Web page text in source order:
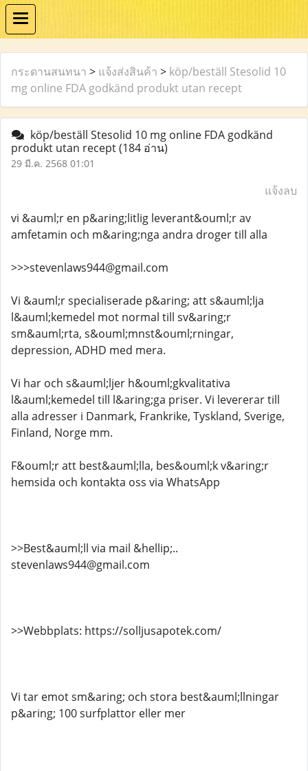
กระดานสนทนา > แจ้งส่งสินค้า > köp/beställ Stesolid 10
mg online FDA godkänd produkt utan recept
köp/beställ Stesolid 10 mg online FDA godkänd
produkt utan recept(184 อ่าน)
29 มี.ค. 2568 01:01
แจ้งลบ
vi &auml;r en p&aring;litlig leverant&ouml;r av
amfetamin och m&aring;nga andra droger till alla
>>>stevenlaws944@gmail.com
Vi &auml;r specialiserade p&aring; att s&auml;lja
l&auml;kemedel mot normal till sv&aring;r
sm&auml;rta, s&ouml;mnst&ouml;rningar,
depression, ADHD med mera.
Vi har och s&auml;ljer h&ouml;gkvalitativa
l&auml;kemedel till l&aring;ga priser. Vi levererar till
alla adresser i Danmark, Frankrike, Tyskland, Sverige,
Finland, Norge mm.
F&ouml;r att best&auml;lla, bes&ouml;k v&aring;r
hemsida och kontakta oss via WhatsApp
>>Best&auml;ll via mail &hellip;..
stevenlaws944@gmail.com
>>Webbplats: https://solljusapotek.com/
Vi tar emot sm&aring; och stora best&auml;llningar
p&aring; 100 surfplattor eller mer